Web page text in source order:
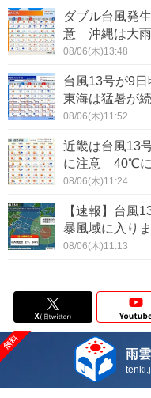
ダブル台風発
意 沖縄は大雨
08/06(木)13:48
台風13号が9
東海は猛暑が
08/06(木)11:52
近畿は台風13
に注意 40℃に
08/06(木)11:24
【速報】台風
暴風域に入り
08/06(木)11:13
雨